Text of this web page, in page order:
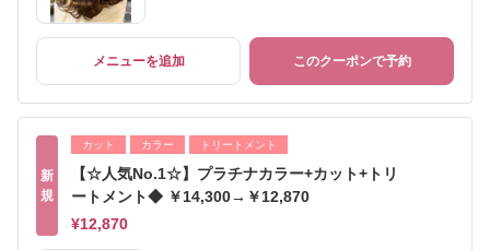
メニューを追加 このクーポンで予約
新
規
カット カラー トリートメント
【☆人気No.1☆】プラチナカラー+カット+トリ
ートメント◆ ￥14,300→￥12,870
¥12,870